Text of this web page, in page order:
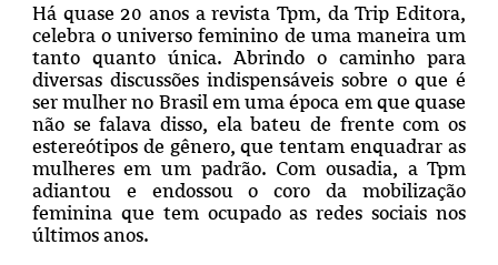
Há quase 20 anos a revista Tpm, da Trip Editora,
celebra o universo feminino de uma maneira um
tanto quanto única. Abrindo o caminho para
diversas discussões indispensáveis sobre o que é
ser mulher no Brasil em uma época em que quase
não se falava disso, ela bateu de frente com os
estereótipos de gênero, que tentam enquadrar as
mulheres em um padrão. Com ousadia, a Tpm
adiantou e endossou o coro da mobilização
feminina que tem ocupado as redes sociais nos
últimos anos.